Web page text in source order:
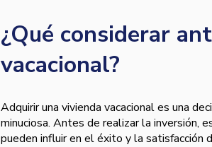
¿Qué considerar
vacacional?
Adquirir una vivienda vacacional es una
minuciosa. Antes de realizar la inversión,
pueden influir en el éxito y la satisfacción